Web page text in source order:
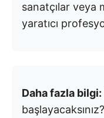
sanatçılar veya
yaratıcı
Daha fazla bilgi: